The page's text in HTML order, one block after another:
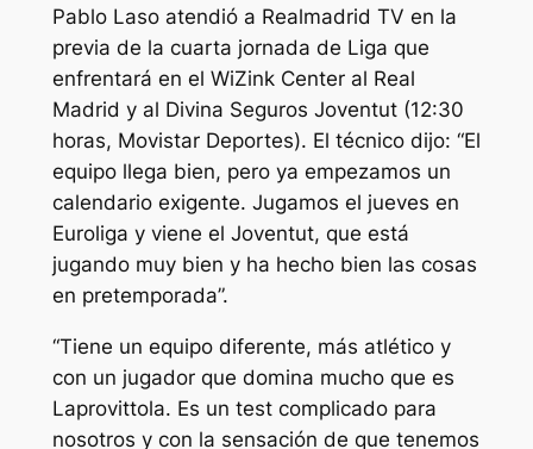
Pablo Laso atendió a Realmadrid TV en la
previa de la cuarta jornada de Liga que
enfrentará en el WiZink Center al Real
Madrid y al Divina Seguros Joventut (12:30
horas, Movistar Deportes). El técnico dijo: “El
equipo llega bien, pero ya empezamos un
calendario exigente. Jugamos el jueves en
Euroliga y viene el Joventut, que está
jugando muy bien y ha hecho bien las cosas
en pretemporada”.
“Tiene un equipo diferente, más atlético y
con un jugador que domina mucho que es
Laprovittola. Es un test complicado para
nosotros y con la sensación de que tenemos